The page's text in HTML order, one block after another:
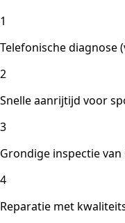
1
Telefonische diagnose
2
Snelle aanrijtijd voor
3
Grondige inspectie van
4
Reparatie met